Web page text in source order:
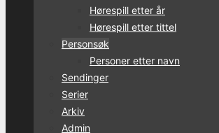
Hørespill etter år
Hørespill etter tittel
Personsøk
Personer etter navn
Sendinger
Serier
Arkiv
Admin